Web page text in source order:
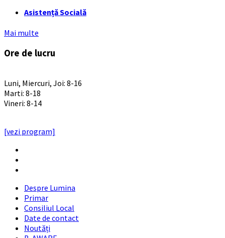
Asistență Socială
Mai multe
Ore de lucru
Luni, Miercuri, Joi: 8-16
Marti: 8-18
Vineri: 8-14
[vezi program]
Despre Lumina
Primar
Consiliul Local
Date de contact
Noutăți